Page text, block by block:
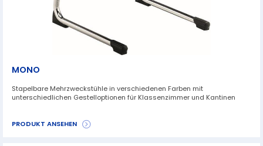
MONO
Stapelbare Mehrzweckstühle in verschiedenen Farben mit
unterschiedlichen Gestelloptionen für Klassenzimmer und Kantinen
PRODUKT ANSEHEN